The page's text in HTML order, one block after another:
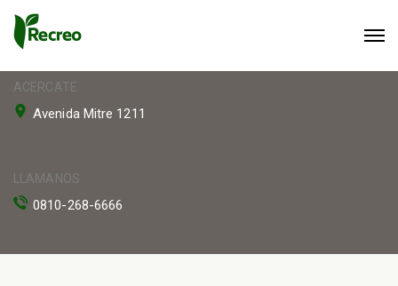
ACERCATE
Avenida Mitre 1211
LLAMANOS
0810-268-6666